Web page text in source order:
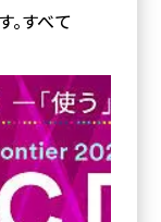
にリニューアル
すべて